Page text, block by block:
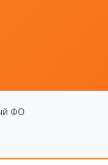
ФО